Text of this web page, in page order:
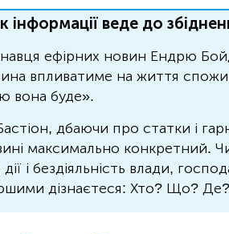
веде до
ефірних новин Ендрю
впливатиме на життя
вона буде».
дбаючи про статки і
максимально конкретний.
і бездіяльність влади,
дізнаєтеся: Хто? Що?